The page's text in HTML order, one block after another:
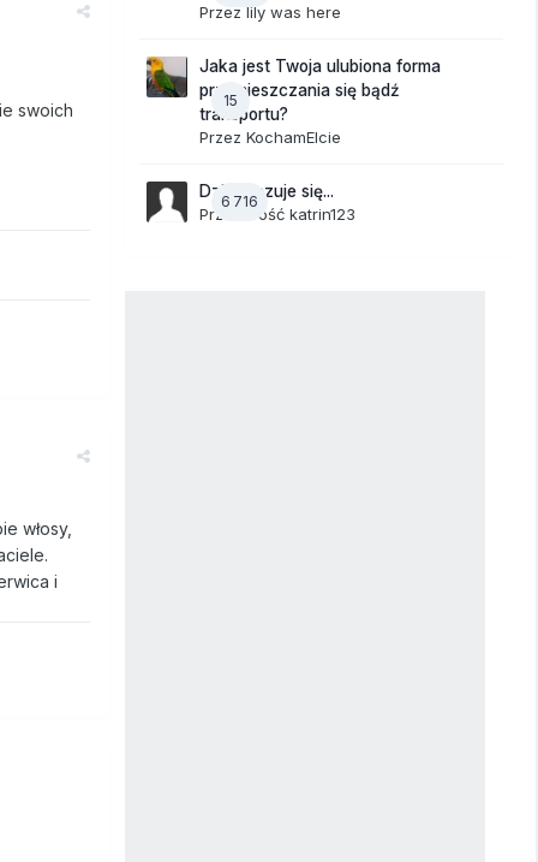
swoich
włosy,
i
Przez lily was here
15
Jaka jest Twoja ulubiona forma
przemieszczania się bądź
transportu?
Przez KochamElcie
6 716
Dzisiaj czuje się...
Przez Gość katrin123